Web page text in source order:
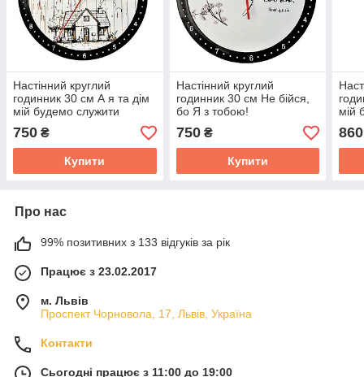
Настінний круглий
годинник 30 см А я та дім
мій будемо служити
Господеві
750 ₴
Купити
Настінний круглий
годинник 30 см Не бійся,
бо Я з тобою!
750₴
Купити
мій
860
Про нас
99% позитивних з 133 відгуків за рік
Працює з 23.02.2017
м. Львів
Проспект Чорновола, 17, Львів, Україна
Контакти
Сьогодні працює з 11:00 до 19:00